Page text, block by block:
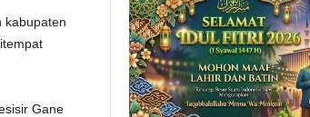
kabupaten
Gane